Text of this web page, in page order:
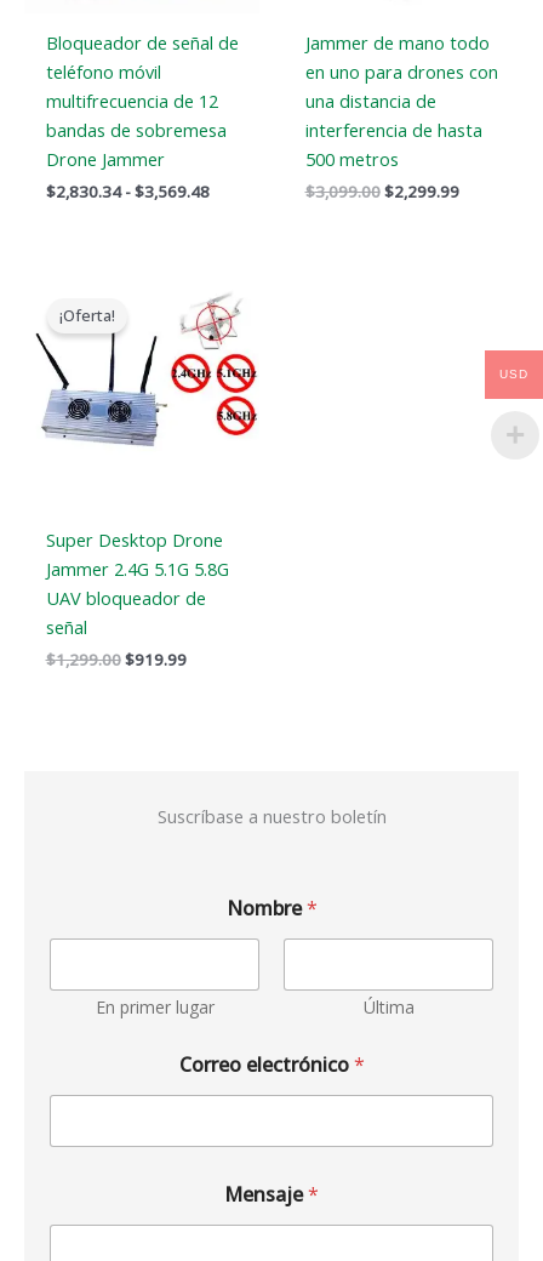
Bloqueador de señal de
teléfono móvil
multifrecuencia de 12
bandas de sobremesa
Drone Jammer
$2,830.34 -$3,569.48
Jammer de mano todo
en uno para drones con
una distancia de
interferencia de hasta
500 metros
$3,099.00$2,299.99
¡Oferta!
Super Desktop Drone
Jammer 2.4G 5.1G 5.8G
UAV bloqueador de
señal
$1,299.00
era:
$1,299.00.
$919.99
precio
actual
es:
$919.99.
Suscríbase a nuestro boletín
Nombre*
En primer lugar Última
Correo electrónico*
Mensaje*
USD